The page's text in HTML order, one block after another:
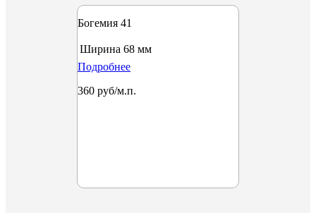
Богемия 41
Ширина 68 мм
Подробнее
360 руб/м.п.